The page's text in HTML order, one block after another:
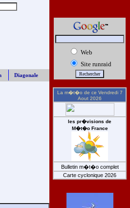
Diagonale
Web
Site runraid
La m�t�o de ce Vendredi 7
Aout 2026
les pr�visions de
M�t�o France
Bulletin m�t�o complet
Carte cyclonique 2026